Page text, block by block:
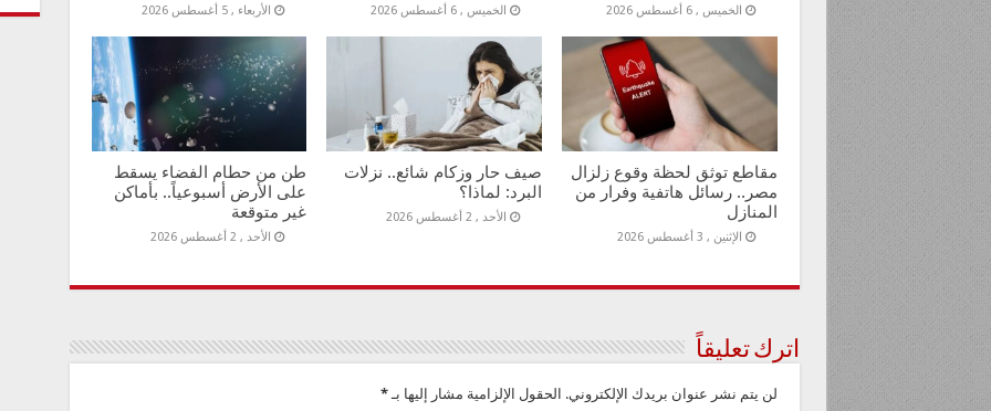
الخميس , 6 أغسطس 2026 الخميس , 6 أغسطس 2026 الأربعاء , 5 أغسطس 2026
مقاطع توثق لحظة وقوع زلزال
مصر.. رسائل هاتفية وفرار من
المنازل
الإثنين , 3 أغسطس 2026
صيف حار وزكام شائع.. نزلات
البرد: لماذا؟
الأحد , 2 أغسطس 2026
طن من حطام الفضاء يسقط
على الأرض أسبوعياً.. بأماكن
غير متوقعة
الأحد , 2 أغسطس 2026
اترك تعليقاً
لن يتم نشر عنوان بريدك الإلكتروني. الحقول الإلزامية مشار إليها بـ*